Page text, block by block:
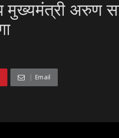
मुख्यमंत्री अरुण
Email